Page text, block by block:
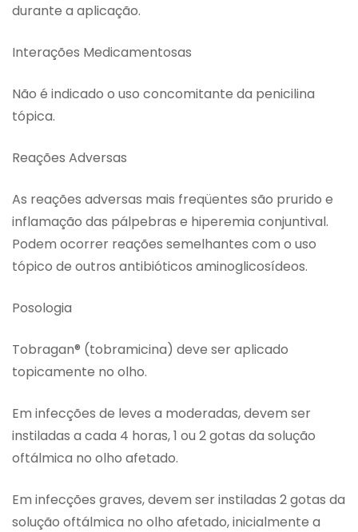
durante a aplicação.
Interações Medicamentosas
Não é indicado o uso concomitante da penicilina
tópica.
Reações Adversas
As reações adversas mais freqüentes são prurido e
inflamação das pálpebras e hiperemia conjuntival.
Podem ocorrer reações semelhantes com o uso
tópico de outros antibióticos aminoglicosídeos.
Posologia
Tobragan® (tobramicina) deve ser aplicado
topicamente no olho.
Em infecções de leves a moderadas, devem ser
instiladas a cada 4 horas, 1 ou 2 gotas da solução
oftálmica no olho afetado.
Em infecções graves, devem ser instiladas 2 gotas da
solução oftálmica no olho afetado, inicialmente a